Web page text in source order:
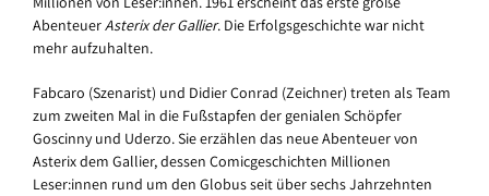
AbenteuerAsterix der Gallier. Die Erfolgsgeschichte war nicht
mehr aufzuhalten.
Fabcaro (Szenarist) und Didier Conrad (Zeichner) treten als Team
zum zweiten Mal in die Fußstapfen der genialen Schöpfer
Goscinny und Uderzo. Sie erzählen das neue Abenteuer von
Asterix dem Gallier, dessen Comicgeschichten Millionen
Leser:innen rund um den Globus seit über sechs Jahrzehnten